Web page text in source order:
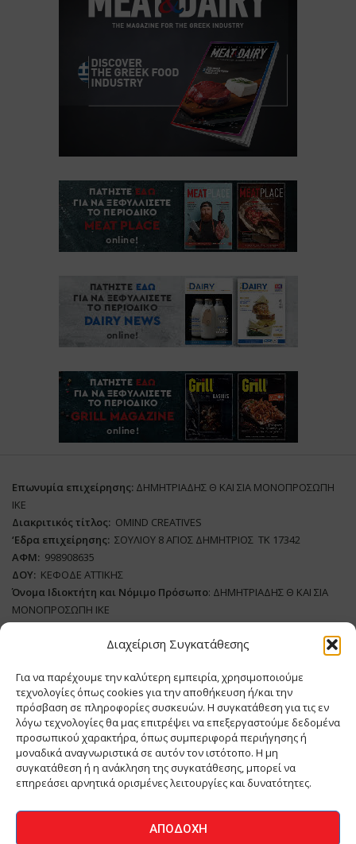
Διαχείριση Συγκατάθεσης
Για να παρέχουμε την καλύτερη εμπειρία, χρησιμοποιούμε
τεχνολογίες όπως cookies για την αποθήκευση ή/και την
πρόσβαση σε πληροφορίες συσκευών. Η συγκατάθεση για τις εν
λόγω τεχνολογίες θα μας επιτρέψει να επεξεργαστούμε δεδομένα
προσωπικού χαρακτήρα, όπως συμπεριφορά περιήγησης ή
μοναδικά αναγνωριστικά σε αυτόν τον ιστότοπο. Η μη
συγκατάθεση ή η ανάκληση της συγκατάθεσης, μπορεί να
επηρεάσει αρνητικά ορισμένες λειτουργίες και δυνατότητες.
ΑΠΟΔΟΧΉ
Επωνυμία επιχείρησης: ΔΗΜΗΤΡΙΑΔΗΣ Θ ΚΑΙ ΣΙΑ ΜΟΝΟΠΡΟΣΩΠΗ
ΙΚΕ
Διακριτικός τίτλος: ΟΜΙΝD CREATIVES
‘Eδρα επιχείρησης: ΣΟΥΛΙΟΥ 8 ΑΓΙΟΣ ΔΗΜΗΤΡΙΟΣ ΤΚ 17342
ΑΦΜ: 998908635
ΔΟΥ: ΚΕΦΟΔΕ ΑΤΤΙΚΗΣ
Όνομα Ιδιοκτήτη και Νόμιμο Πρόσωπο: ΔΗΜΗΤΡΙΑΔΗΣ Θ ΚΑΙ ΣΙΑ
ΜΟΝΟΠΡΟΣΩΠΗ ΙΚΕ
Διευθυντής Σύνταξης:ΑΘΑΝΑΣΙΟΣ ΑΝΤΩΝΙΟΥ
ΔικαιούχοςDomain:ΔΗΜΗΤΡΙΑΔΗΣ Θ ΚΑΙ ΣΙΑ ΜΟΝΟΠΡΟΣΩΠΗ ΙΚΕ
Διευθυντής: ΕΥΘΥΜΙΑΤΟΥ ΜΑΡΙΑ
Διαχειριστής:
ΕΥΘΥΜΙΑΤΟΥ ΜΑΡΙΑ
Δήλωση Συμμόρφωσης